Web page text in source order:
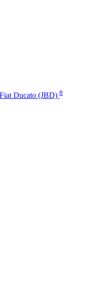
Ducato (JBD) 8